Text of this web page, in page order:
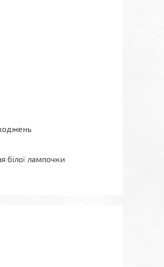
білої лампочки